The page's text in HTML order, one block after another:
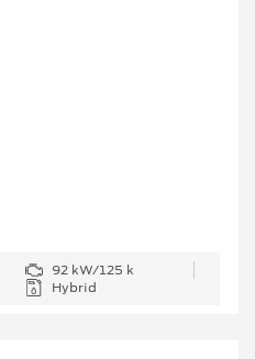
92 kW/125 k
Hybrid